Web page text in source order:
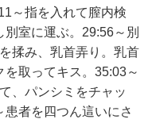
～指を入れて膣内検
室に運ぶ。29:56～別
揉み、乳首弄り。乳首
取ってキス。35:03～
、パンシミをチャッ
者を四つん這いにさ